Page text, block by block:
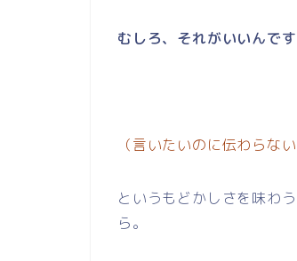
むしろ、それがいいんです
（言いたいのに伝わらな
というもどかしさを味わ
ら。